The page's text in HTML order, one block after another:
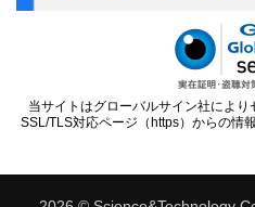
当サイトはグローバルサイン社により
SSL/TLS対応ページ（https）からの情